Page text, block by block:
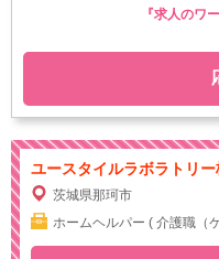
『求人のワ
ユースタイルラボラトリ
茨城県那珂市
ホームヘルパー ( 介護職（